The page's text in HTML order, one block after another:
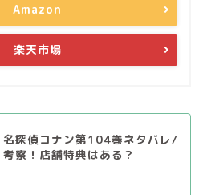
Amazon
楽天市場
名探偵コナン第104巻ネタバレ/
考察！店舗特典はある？